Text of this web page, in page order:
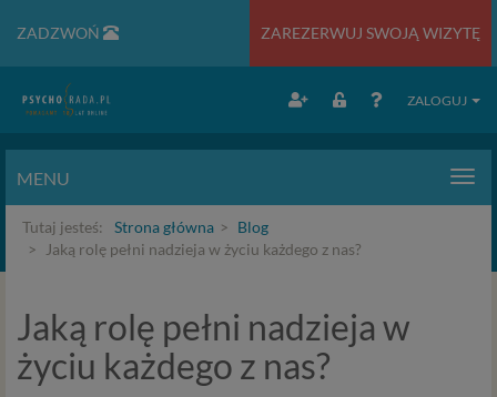
ZADZWOŃ ZAREZERWUJ SWOJĄ WIZYTĘ
ZALOGUJ
MENU
Tutaj jesteś: Strona główna
Blog
Jaką rolę pełni nadzieja w życiu każdego z nas?
Jaką rolę pełni nadzieja w
życiu każdego z nas?